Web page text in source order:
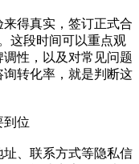
得真实，签订正式合
这段时间可以重点观
性，以及对常见问题
转化率，就是判断这
位
、联系方式等隐私信